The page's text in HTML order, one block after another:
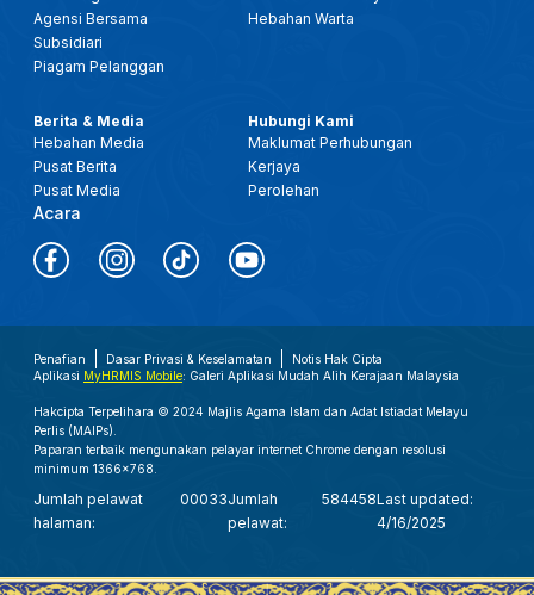
Agensi Bersama
Subsidiari
Piagam Pelanggan
Hebahan Warta
Berita & Media
Hebahan Media
Pusat Berita
Pusat Media
Acara
Hubungi Kami
Maklumat Perhubungan
Kerjaya
Perolehan
Penafian Dasar Privasi & Keselamatan
Notis Hak Cipta
Aplikasi MyHRMIS Mobile: Galeri Aplikasi Mudah Alih Kerajaan Malaysia
Hakcipta Terpelihara © 2024 Majlis Agama Islam dan Adat Istiadat Melayu
Perlis (MAIPs).
Paparan terbaik mengunakan pelayar internet Chrome dengan resolusi
minimum 1366x768.
Jumlah pelawat
halaman:
00033Jumlah
pelawat:
584458Last updated:
4/16/2025